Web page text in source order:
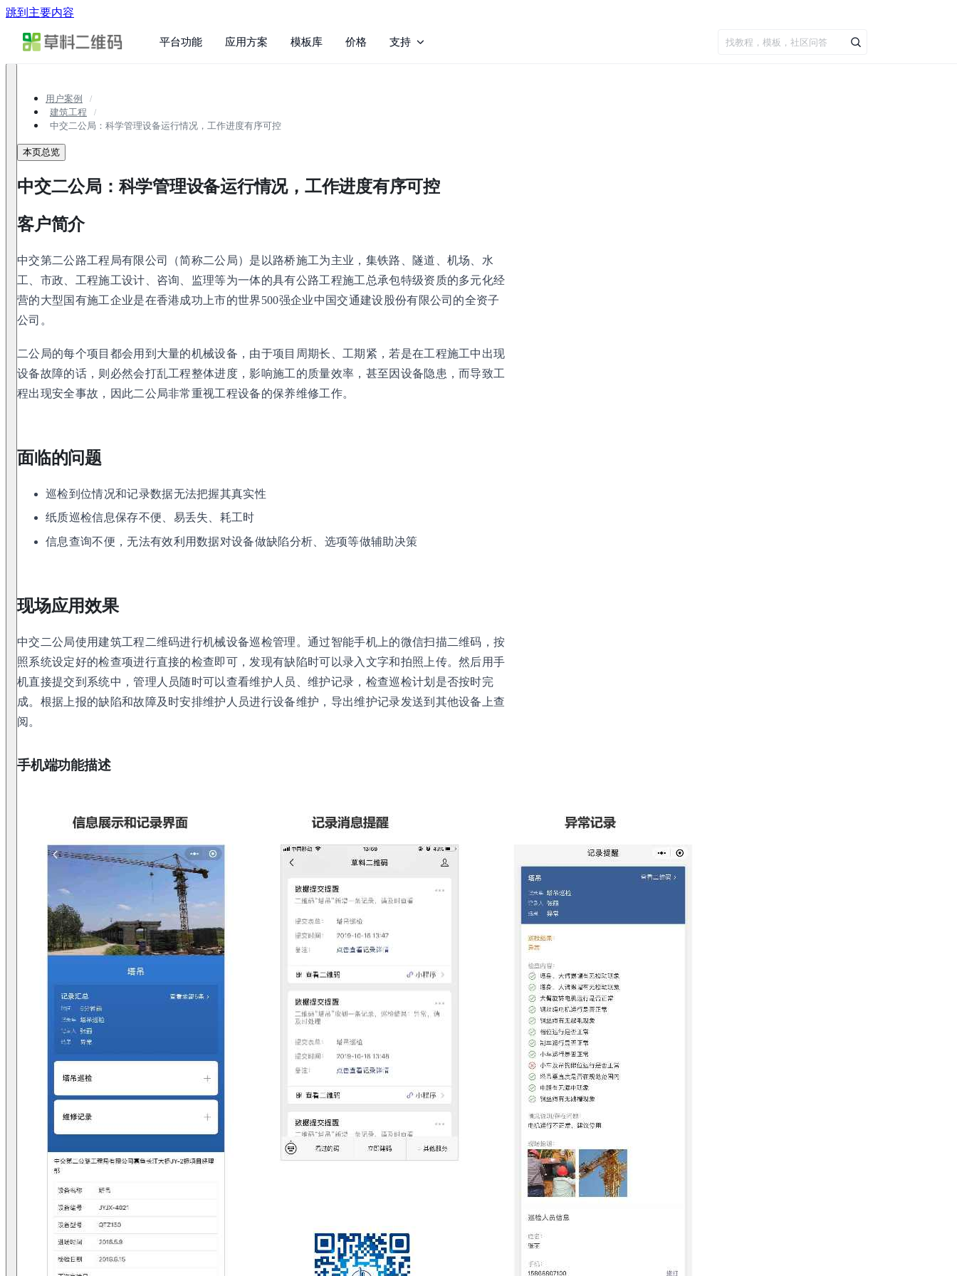
跳到主要内容
平台功能 应用方案 模板库 价格 支持
用户案例
建筑工程
中交二公局：科学管理设备运行情况，工作进度有序可控
本页总览
中交二公局：科学管理设备运行情况，工作进度有序可控
客户简介
中交第二公路工程局有限公司（简称二公局）是以路桥施工为主业，集铁路、隧道、机场、水
工、市政、工程施工设计、咨询、监理等为一体的具有公路工程施工总承包特级资质的多元化经
营的大型国有施工企业是在香港成功上市的世界500强企业中国交通建设股份有限公司的全资子
公司。
二公局的每个项目都会用到大量的机械设备，由于项目周期长、工期紧，若是在工程施工中出现
设备故障的话，则必然会打乱工程整体进度，影响施工的质量效率，甚至因设备隐患，而导致工
程出现安全事故，因此二公局非常重视工程设备的保养维修工作。
面临的问题
巡检到位情况和记录数据无法把握其真实性
纸质巡检信息保存不便、易丢失、耗工时
信息查询不便，无法有效利用数据对设备做缺陷分析、选项等做辅助决策
现场应用效果
中交二公局使用建筑工程二维码进行机械设备巡检管理。通过智能手机上的微信扫描二维码，按
照系统设定好的检查项进行直接的检查即可，发现有缺陷时可以录入文字和拍照上传。然后用手
机直接提交到系统中，管理人员随时可以查看维护人员、维护记录，检查巡检计划是否按时完
成。根据上报的缺陷和故障及时安排维护人员进行设备维护，导出维护记录发送到其他设备上查
阅。
手机端功能描述